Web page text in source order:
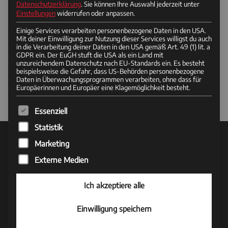
UNSER UNTERNEHMEN
Motowippe.de
Hersteller für Motorrad- & Radwippen
Andreas Insam
Datenschutzerklärung. Sie können Ihre Auswahl jederzeit unter
Einstellungenwiderrufen oder anpassen.
Einige Services verarbeiten personenbezogene Daten in den USA.
Mit deiner Einwilligung zur Nutzung dieser Services willigst du auch
in die Verarbeitung deiner Daten in den USA gemäß Art. 49 (1) lit. a
GDPR ein. Der EuGH stuft die USA als ein Land mit
unzureichendem Datenschutz nach EU-Standards ein. Es besteht
beispielsweise die Gefahr, dass US-Behörden personenbezogene
Daten in Überwachungsprogrammen verarbeiten, ohne dass für
Europäerinnen und Europäer eine Klagemöglichkeit besteht.
Es folgt eine Liste der Service-Gruppen, für die eine
Essenziell
Statistik
Marketing
Externe Medien
Ich akzeptiere alle
Einwilligung speichern